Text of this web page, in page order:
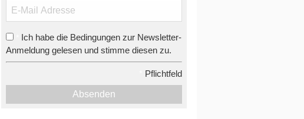
Ich habe die Bedingungen zur Newsletter-
Anmeldung gelesen und stimme diesen zu.
Pflichtfeld
Absenden